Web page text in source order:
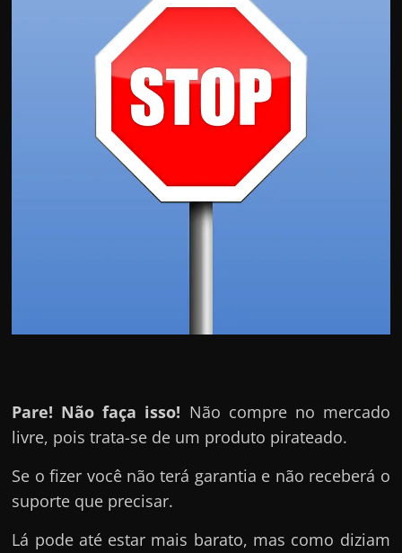
Pare! Não faça isso! Não compre no mercado
livre, pois trata-se de um produto pirateado.
Se o fizer você não terá garantia e não receberá o
suporte que precisar.
Lá pode até estar mais barato, mas como diziam